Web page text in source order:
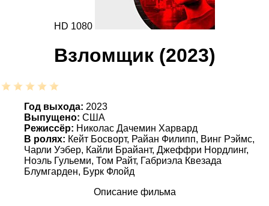
HD 1080
Взломщик (2023)
Год выхода: 2023
Выпущено: США
Режиссёр: Николас Дачемин Харвард
В ролях: Кейт Босворт, Райан Филипп, Винг Рэймс,
Чарли Уэбер, Кайли Брайант, Джеффри Нордлинг,
Ноэль Гульеми, Том Райт, Габриэла Квезада
Блумгарден, Бурк Флойд
Описание фильма